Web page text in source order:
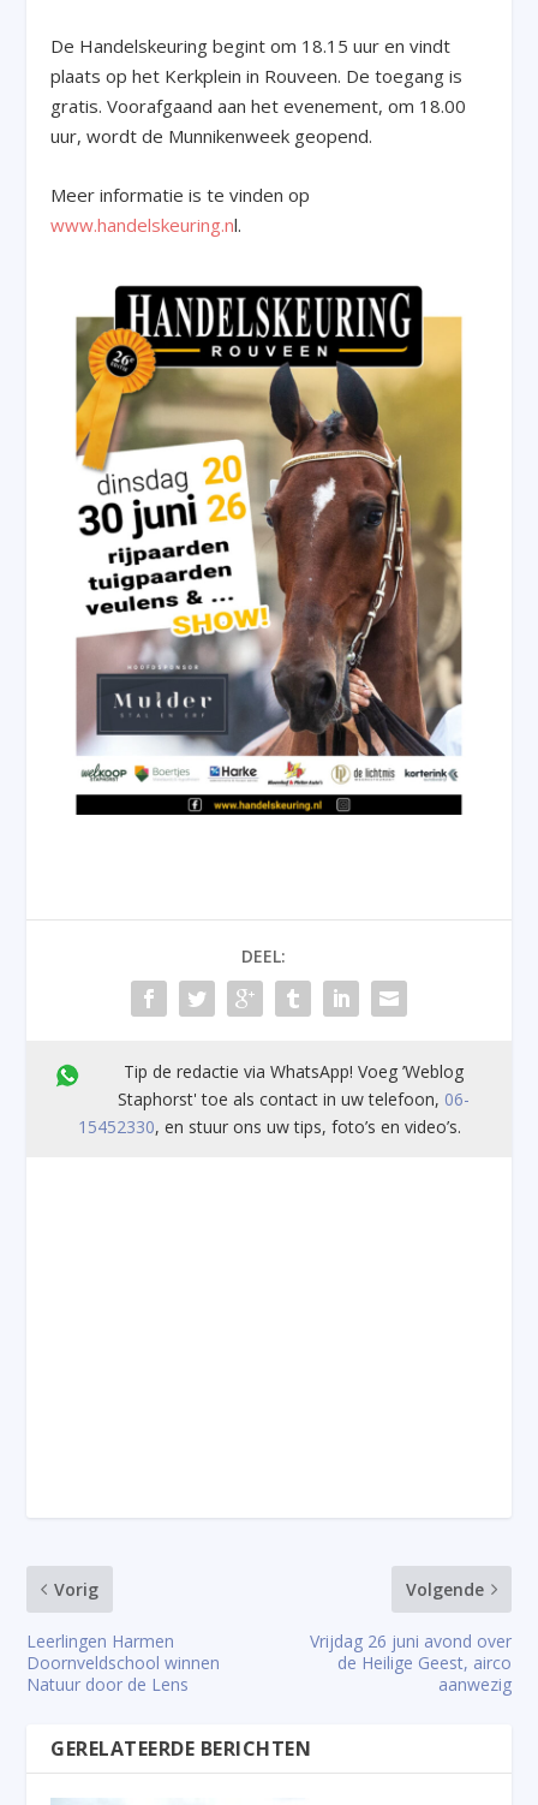
De Handelskeuring begint om 18.15 uur en vindt
plaats op het Kerkplein in Rouveen. De toegang is
gratis. Voorafgaand aan het evenement, om 18.00
uur, wordt de Munnikenweek geopend.
Meer informatie is te vinden op
www.handelskeuring.nl.
DEEL:
Tip de redactie via WhatsApp! Voeg ’Weblog
Staphorst' toe als contact in uw telefoon, 06-
15452330, en stuur ons uw tips, foto’s en video’s.
Vorig
Leerlingen Harmen
Doornveldschool winnen
Natuur door de Lens
Volgende
Vrijdag 26 juni avond over
de Heilige Geest, airco
aanwezig
GERELATEERDE BERICHTEN